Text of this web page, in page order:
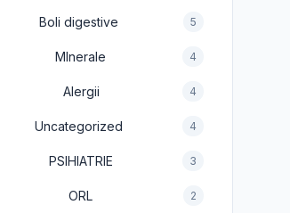
Boli digestive 5
MInerale 4
Alergii 4
Uncategorized 4
PSIHIATRIE 3
ORL 2